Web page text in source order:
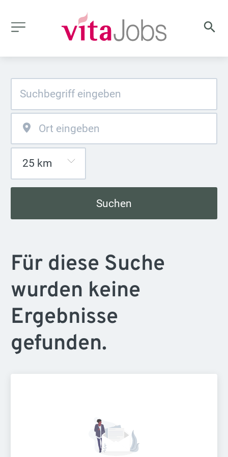
Suchen
Für diese Suche
wurden keine
Ergebnisse
gefunden.